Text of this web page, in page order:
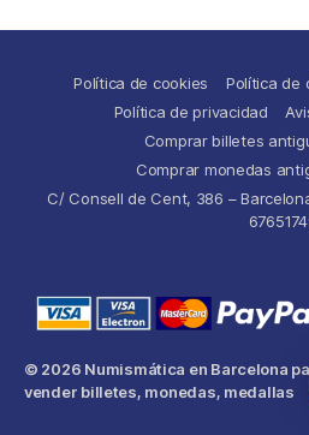
Política de cookies
Política de
Política de privacidad
Comprar billetes
Comprar monedas
C/ Consell de Cent, 386 –
© 2026 Numismática en Barcelona
vender billetes, monedas, medallas